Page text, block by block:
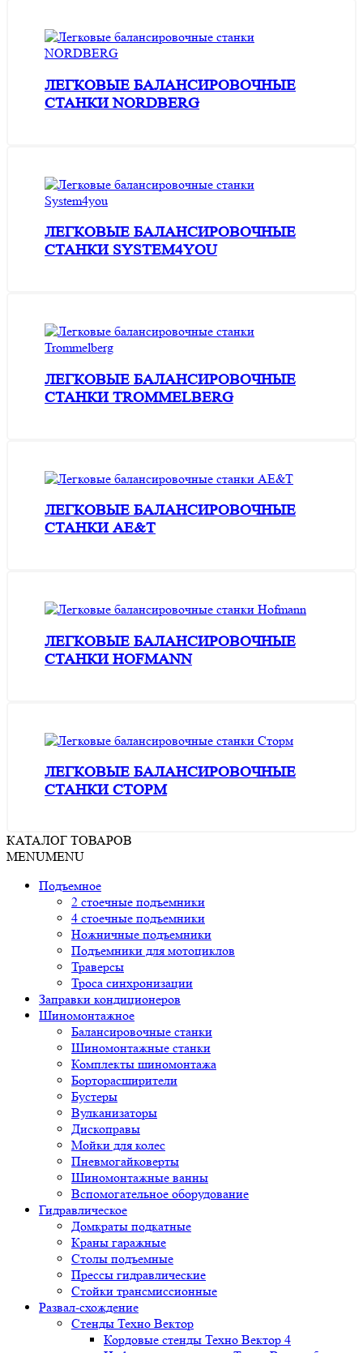
ЛЕГКОВЫЕ БАЛАНСИРОВОЧНЫЕ
СТАНКИ NORDBERG
ЛЕГКОВЫЕ БАЛАНСИРОВОЧНЫЕ
СТАНКИ SYSTEM4YOU
ЛЕГКОВЫЕ БАЛАНСИРОВОЧНЫЕ
СТАНКИ TROMMELBERG
ЛЕГКОВЫЕ БАЛАНСИРОВОЧНЫЕ
СТАНКИ AE&T
ЛЕГКОВЫЕ БАЛАНСИРОВОЧНЫЕ
СТАНКИ HOFMANN
ЛЕГКОВЫЕ БАЛАНСИРОВОЧНЫЕ
СТАНКИ СТОРМ
КАТАЛОГ ТОВАРОВ
MENUMENU
Подъемное
2 стоечные подъемники
4 стоечные подъемники
Ножничные подъемники
Подъемники для мотоциклов
Траверсы
Троса синхронизации
Заправки кондиционеров
Шиномонтажное
Балансировочные станки
Шиномонтажные станки
Комплекты шиномонтажа
Борторасширители
Бустеры
Вулканизаторы
Дископравы
Мойки для колес
Пневмогайковерты
Шиномонтажные ванны
Вспомогательное оборудование
Гидравлическое
Домкраты подкатные
Краны гаражные
Столы подъемные
Прессы гидравлические
Стойки трансмиссионные
Развал-схождение
Стенды Техно Вектор
Кордовые стенды Техно Вектор 4